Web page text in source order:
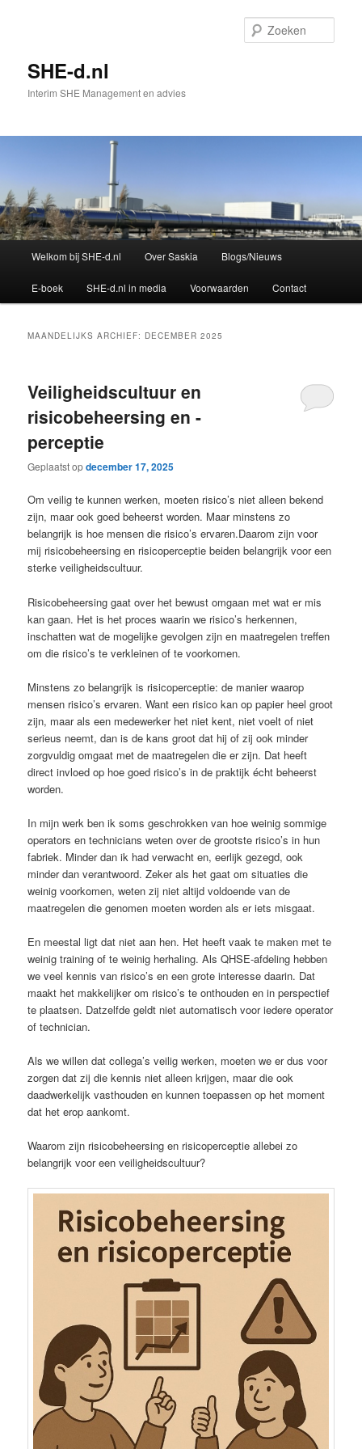
inhoud
inhoudSHE-d.nl
Interim SHE Management en advies
Welkom bij SHE-d.nl Over Saskia Blogs/Nieuws
E-boek SHE-d.nl in media Voorwaarden Contact
MAANDELIJKS ARCHIEF: DECEMBER 2025
Veiligheidscultuur en
risicobeheersing en -
perceptie
Geplaatst opdecember 17, 2025
Om veilig te kunnen werken, moeten risico’s niet alleen bekend
zijn, maar ook goed beheerst worden. Maar minstens zo
belangrijk is hoe mensen die risico’s ervaren.Daarom zijn voor
mij risicobeheersing en risicoperceptie beiden belangrijk voor een
sterke veiligheidscultuur.
Risicobeheersing gaat over het bewust omgaan met wat er mis
kan gaan. Het is het proces waarin we risico’s herkennen,
inschatten wat de mogelijke gevolgen zijn en maatregelen treffen
om die risico’s te verkleinen of te voorkomen.
Minstens zo belangrijk is risicoperceptie: de manier waarop
mensen risico’s ervaren. Want een risico kan op papier heel groot
zijn, maar als een medewerker het niet kent, niet voelt of niet
serieus neemt, dan is de kans groot dat hij of zij ook minder
zorgvuldig omgaat met de maatregelen die er zijn. Dat heeft
direct invloed op hoe goed risico’s in de praktijk écht beheerst
worden.
In mijn werk ben ik soms geschrokken van hoe weinig sommige
operators en technicians weten over de grootste risico’s in hun
fabriek. Minder dan ik had verwacht en, eerlijk gezegd, ook
minder dan verantwoord. Zeker als het gaat om situaties die
weinig voorkomen, weten zij niet altijd voldoende van de
maatregelen die genomen moeten worden als er iets misgaat.
En meestal ligt dat niet aan hen. Het heeft vaak te maken met te
weinig training of te weinig herhaling. Als QHSE-afdeling hebben
we veel kennis van risico’s en een grote interesse daarin. Dat
maakt het makkelijker om risico’s te onthouden en in perspectief
te plaatsen. Datzelfde geldt niet automatisch voor iedere operator
of technician.
Als we willen dat collega’s veilig werken, moeten we er dus voor
zorgen dat zij die kennis niet alleen krijgen, maar die ook
daadwerkelijk vasthouden en kunnen toepassen op het moment
dat het erop aankomt.
Waarom zijn risicobeheersing en risicoperceptie allebei zo
belangrijk voor een veiligheidscultuur?